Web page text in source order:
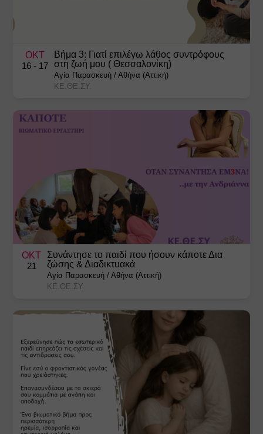
ΟΚΤ
16 - 17
Βήμα 3: Γιατί επιλέγω λάθος συντρόφους
στη ζωή μου ( Θεσσαλονίκη)
Αγία Παρασκευή /Αθήνα (Αττική)
ΚΕ.ΘΕ.ΣΥ.
ΟΚΤ
21
Συνάντησε το παιδί που ήσουν κάποτε Δια
ζώσης & Διαδικτυακά
Αγία Παρασκευή /Αθήνα (Αττική)
ΚΕ.ΘΕ.ΣΥ.